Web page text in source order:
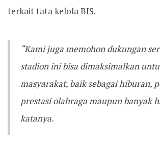
terkait tata kelola BIS.
“Kami juga memohon dukungan
stadion ini bisa dimaksimalkan
masyarakat, baik sebagai hiburan,
prestasi olahraga maupun banyak
katanya.